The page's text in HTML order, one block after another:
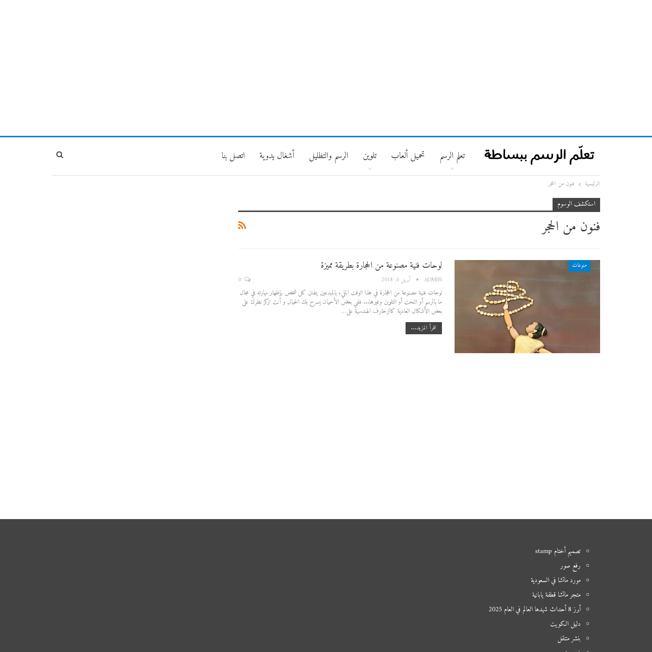
تعلم الرسم تحميل ألعاب تلوين الرسم والتظليل أشغال يدوية اتصل بنا
الرئيسية فنون من الحجر
استكشف الوسوم
فنون من الحجر
منوعات لوحات فنية مصنوعة من الحجارة بطريقة مميزة
ADMIN أبريل 4, 2018
لوحات فنية مصنوعة من الحجارة في هذا الوقت المليء بالمبدعين يتفنن كل شخص بإظهار مهارته في مجال
ما بالرسم أو النحت أو التلوين وغيرها... ففي بعض الأحيان يسرح بك الخيال و أنت تركز نظرك على
بعض الأشكال العادية كالزخارف الهندسية على…
اقرأ المزيد...
تصميم أختام stamp
رفع صور
مورد ماتشا في السعودية
متجر ماتشا قطفة يابانية
أبرز 8 أحداث شهدها العالم في العام 2025
دليل الكويت
بنشر متنقل